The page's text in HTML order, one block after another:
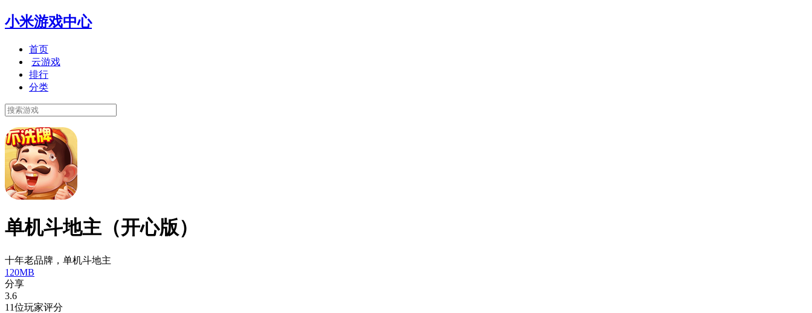
小米游戏中心
首页
云游戏
排行
分类
单机斗地主（开心版）
十年老品牌，单机斗地主
120MB
分享
3.6
11位玩家评分